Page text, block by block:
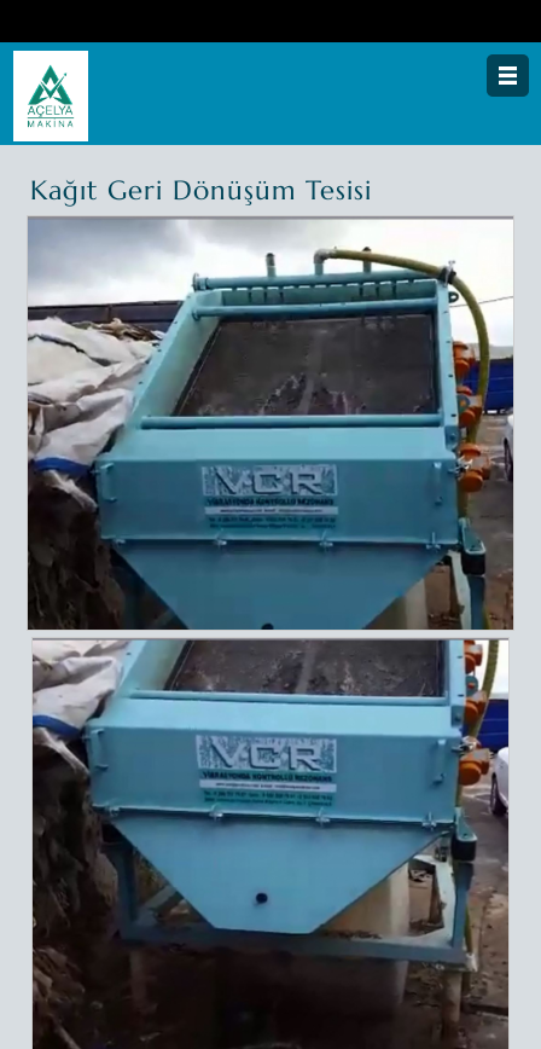
Anasayfa
Kurumsal
Teknolojilerimiz
Ürünlerimiz
Prosesler
Galeri
Katalog
Referanslar
İletişim
Kağıt Geri Dönüşüm Tesisi